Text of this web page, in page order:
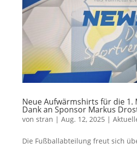
Neue Aufwärmshirts für die 1.
Dank an Sponsor Markus
von stran | Aug. 12, 2025 |
Die Fußballabteilung freut sich